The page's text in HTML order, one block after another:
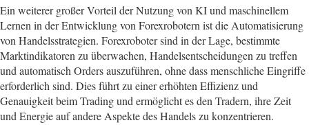
Ein weiterer großer Vorteil der Nutzung von KI und maschinellem
Lernen in der Entwicklung von Forexrobotern ist die Automatisierung
von Handelsstrategien. Forexroboter sind in der Lage, bestimmte
Marktindikatoren zu überwachen, Handelsentscheidungen zu treffen
und automatisch Orders auszuführen, ohne dass menschliche Eingriffe
erforderlich sind. Dies führt zu einer erhöhten Effizienz und
Genauigkeit beim Trading und ermöglicht es den Tradern, ihre Zeit
und Energie auf andere Aspekte des Handels zu konzentrieren.